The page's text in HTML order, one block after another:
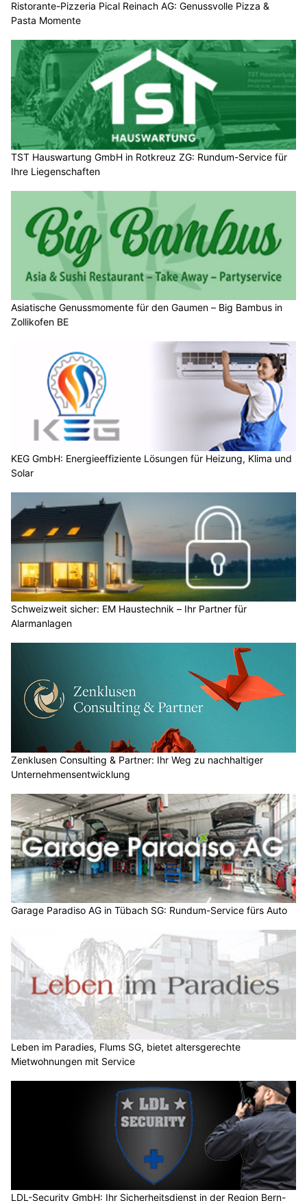
Ristorante-Pizzeria Pical Reinach AG: Genussvolle Pizza &
Pasta Momente
TST Hauswartung GmbH in Rotkreuz ZG: Rundum-Service für
Ihre Liegenschaften
Asiatische Genussmomente für den Gaumen – Big Bambus in
Zollikofen BE
KEG GmbH: Energieeffiziente Lösungen für Heizung, Klima und
Solar
Schweizweit sicher: EM Haustechnik – Ihr Partner für
Alarmanlagen
Zenklusen Consulting & Partner: Ihr Weg zu nachhaltiger
Unternehmensentwicklung
Garage Paradiso AG in Tübach SG: Rundum-Service fürs Auto
Leben im Paradies, Flums SG, bietet altersgerechte
Mietwohnungen mit Service
LDL-Security GmbH: Ihr Sicherheitsdienst in der Region Bern-